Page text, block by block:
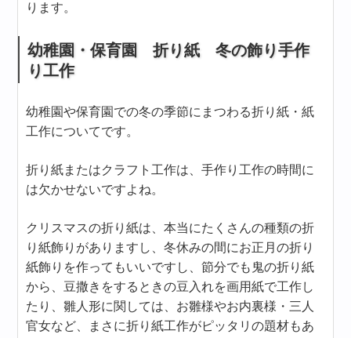
ります。
幼稚園・保育園 折り紙 冬の飾り手作
り工作
幼稚園や保育園での冬の季節にまつわる折り紙・紙
工作についてです。
折り紙またはクラフト工作は、手作り工作の時間に
は欠かせないですよね。
クリスマスの折り紙は、本当にたくさんの種類の折
り紙飾りがありますし、冬休みの間にお正月の折り
紙飾りを作ってもいいですし、節分でも鬼の折り紙
から、豆撒きをするときの豆入れを画用紙で工作し
たり、雛人形に関しては、お雛様やお内裏様・三人
官女など、まさに折り紙工作がピッタリの題材もあ